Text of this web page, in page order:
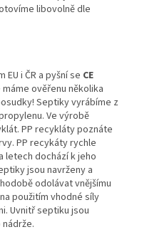
libovolně dle
i ČR a pyšní se CE
ověřenu několika
Septiky vyrábíme z
Ve výrobě
PP recykláty poznáte
PP recykáty rychle
letech dochází k jeho
jsou navrženy a
odolávat vnějšímu
použitím vhodné síly
Uvnitř septiku jsou